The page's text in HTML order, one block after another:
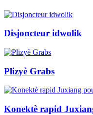
Disjoncteur idwolik
Plizyè Grabs
Konektè rapid